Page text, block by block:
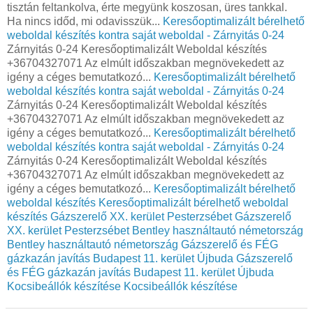
tisztán feltankolva, érte megyünk koszosan, üres tankkal.
Ha nincs időd, mi odavisszük... Keresőoptimalizált bérelhető
weboldal készítés kontra saját weboldal - Zárnyitás 0-24
Zárnyitás 0-24 Keresőoptimalizált Weboldal készítés
+36704327071 Az elmúlt időszakban megnövekedett az
igény a céges bemutatkozó... Keresőoptimalizált bérelhető
weboldal készítés kontra saját weboldal - Zárnyitás 0-24
Zárnyitás 0-24 Keresőoptimalizált Weboldal készítés
+36704327071 Az elmúlt időszakban megnövekedett az
igény a céges bemutatkozó... Keresőoptimalizált bérelhető
weboldal készítés kontra saját weboldal - Zárnyitás 0-24
Zárnyitás 0-24 Keresőoptimalizált Weboldal készítés
+36704327071 Az elmúlt időszakban megnövekedett az
igény a céges bemutatkozó... Keresőoptimalizált bérelhető
weboldal készítés Keresőoptimalizált bérelhető weboldal
készítés Gázszerelő XX. kerület Pesterzsébet Gázszerelő
XX. kerület Pesterzsébet Bentley használtautó németország
Bentley használtautó németország Gázszerelő és FÉG
gázkazán javítás Budapest 11. kerület Újbuda Gázszerelő
és FÉG gázkazán javítás Budapest 11. kerület Újbuda
Kocsibeállók készítése Kocsibeállók készítése